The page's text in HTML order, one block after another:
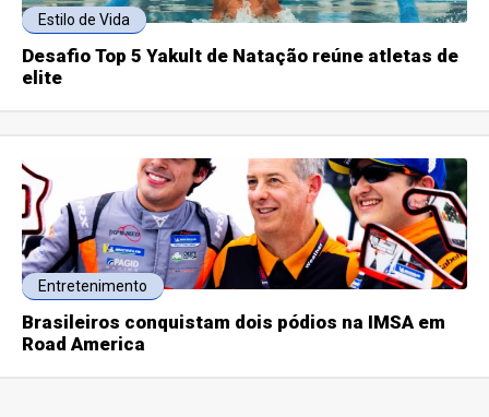
Estilo de Vida
Desafio Top 5 Yakult de Natação reúne atletas de
elite
Entretenimento
Brasileiros conquistam dois pódios na IMSA em
Road America